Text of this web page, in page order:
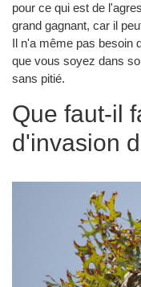
pour ce qui est de
grand gagnant, car il
Il n'a même pas besoin
que vous soyez dans
sans pitié.
Que faut-il
d'invasion